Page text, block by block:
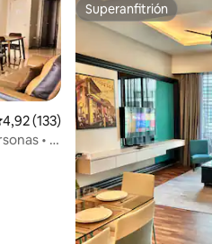
promedio: 4,92 de 5.
4,92 (133)
• 3
Superanfitrión
Superanfitrión